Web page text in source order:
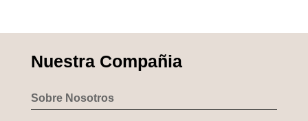
Nuestra Compañia
Sobre Nosotros